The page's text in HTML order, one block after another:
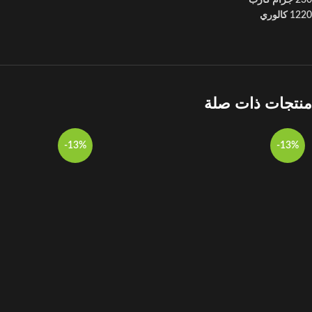
1220 كالوري
منتجات ذات صلة
-13%
-13%